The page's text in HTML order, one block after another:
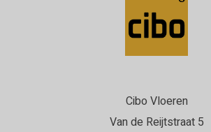
Cibo Vloeren
Van de Reijtstraat 5